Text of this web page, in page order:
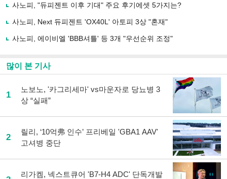
유
기
사노피, "듀피젠트 이후 기대" 주요 후기에셋 5가지는?
사노피, Next 듀피젠트 'OX40L' 아토피 3상 "혼재"
사노피, 에이비엘 'BBB셔틀' 등 3개 "우선순위 조정"
많이 본 기사
1
노보노, '카그리세마' vs마운자로 당뇨병 3
상 “실패”
2
릴리, ‘10억弗 인수’ 프리베일 'GBA1 AAV'
고셔병 중단
리가켐, 넥스트큐어 'B7-H4 ADC' 단독개발